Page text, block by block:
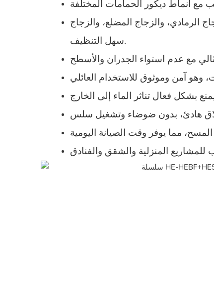
الرمادي، والزجاج المضلع، والزجاج
سهل التنظيف.